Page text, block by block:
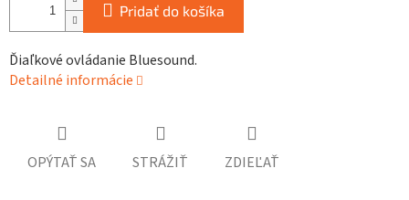
Pridať do košíka
Ďiaľkové ovládanie Bluesound.
Detailné informácie
OPÝTAŤ SA STRÁŽIŤ ZDIEĽAŤ